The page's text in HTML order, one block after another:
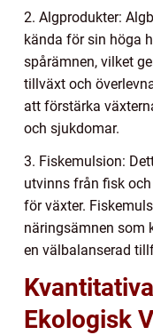
2. Algprodukter:
kända för sin höga
spårämnen, vilket
tillväxt och
att förstärka
och sjukdomar.
3. Fiskemulsion:
utvinns från fisk
för växter.
näringsämnen som
en välbalanserad
Ekologisk